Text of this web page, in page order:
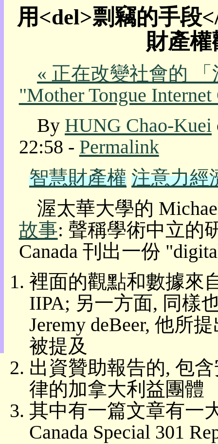
錄
此
用<del>剽竊的手段
財產
« 正在改變社會的
"Mother Tongue
By HUNG Chao-Kuei
22:58 - Permalink
智慧財產權 注意力經
渥太華大學的
故事: 聲稱學術中立的
Canada 刊出一份
裡面的觀點和數據來
IIPA; 另一方面, 同樣
Jeremy deBeer, 他所
被提及
出資贊助報告的, 包
律的加拿大利益團體
其中有一篇文章有一
Canada Special 301